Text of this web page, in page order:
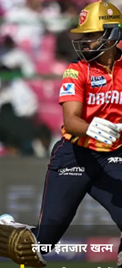
लंबा इंतजार खत्‍म